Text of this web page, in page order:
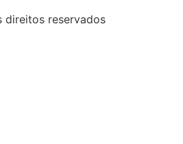
direitos reservados